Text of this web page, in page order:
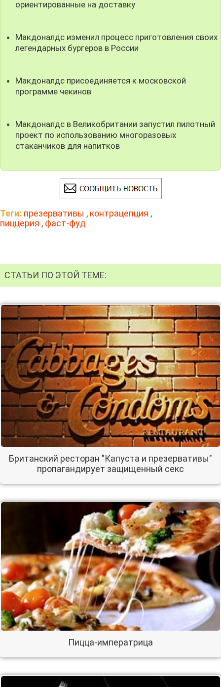
ориентированные на доставку
Макдоналдс изменил процесс приготовления своих
легендарных бургеров в России
Макдоналдс присоединяется к московской
программе чекинов
Макдоналдс в Великобритании запустил пилотный
проект по использованию многоразовых
стаканчиков для напитков
Теги: презервативы , контрацепция ,
пиццерия , фаст-фуд
СТАТЬИ ПО ЭТОЙ ТЕМЕ:
Британский ресторан "Капуста и презервативы"
пропагандирует защищенный секс
Пицца-императрица